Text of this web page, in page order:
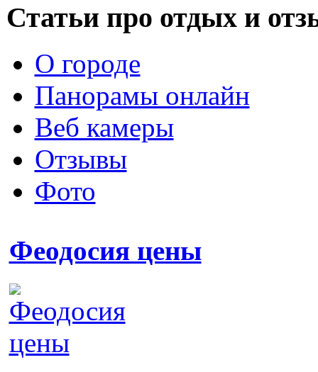
Статьи про отдых и
О городе
Панорамы онлайн
Веб камеры
Отзывы
Фото
Феодосия цены